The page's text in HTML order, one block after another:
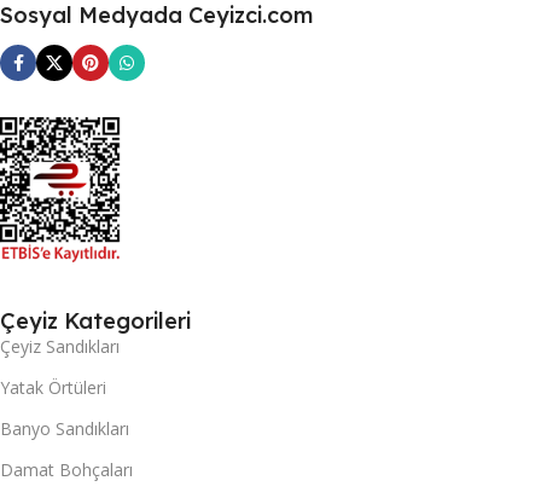
Sosyal Medyada Ceyizci.com
Çeyiz Kategorileri
Çeyiz Sandıkları
Yatak Örtüleri
Banyo Sandıkları
Damat Bohçaları